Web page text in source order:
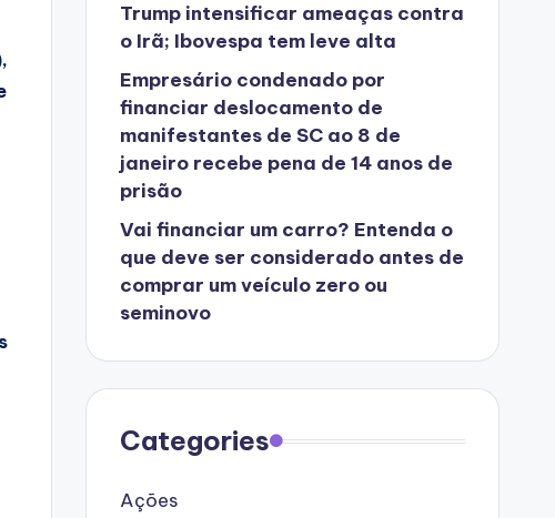
Trump intensificar ameaças contra
o Irã; Ibovespa tem leve alta
Empresário condenado por
financiar deslocamento de
manifestantes de SC ao 8 de
janeiro recebe pena de 14 anos de
prisão
Vai financiar um carro? Entenda o
que deve ser considerado antes de
comprar um veículo zero ou
seminovo
Categories
Ações